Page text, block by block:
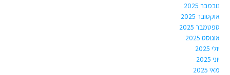
נובמבר 2025
אוקטובר 2025
ספטמבר 2025
אוגוסט 2025
יולי 2025
יוני 2025
מאי 2025